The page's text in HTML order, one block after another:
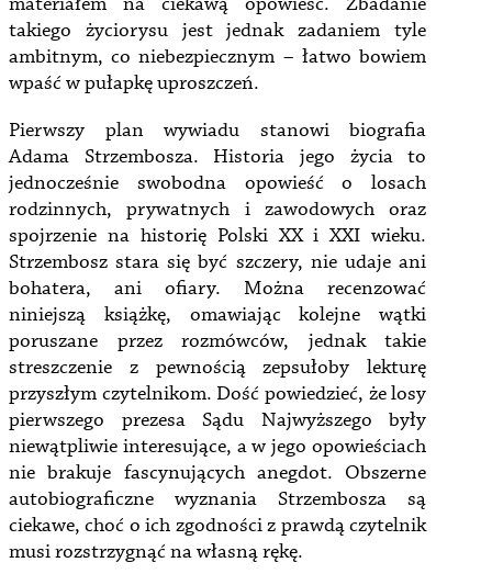
takiego życiorysu jest jednak zadaniem tyle
ambitnym, co niebezpiecznym – łatwo bowiem
wpaść w pułapkę uproszczeń.
Pierwszy plan wywiadu stanowi biografia
Adama Strzembosza. Historia jego życia to
jednocześnie swobodna opowieść o losach
rodzinnych, prywatnych i zawodowych oraz
spojrzenie na historię Polski XX i XXI wieku.
Strzembosz stara się być szczery, nie udaje ani
bohatera, ani ofiary. Można recenzować
niniejszą książkę, omawiając kolejne wątki
poruszane przez rozmówców, jednak takie
streszczenie z pewnością zepsułoby lekturę
przyszłym czytelnikom. Dość powiedzieć, że losy
pierwszego prezesa Sądu Najwyższego były
niewątpliwie interesujące, a w jego opowieściach
nie brakuje fascynujących anegdot. Obszerne
autobiograficzne wyznania Strzembosza są
ciekawe, choć o ich zgodności z prawdą czytelnik
musi rozstrzygnąć na własną rękę.